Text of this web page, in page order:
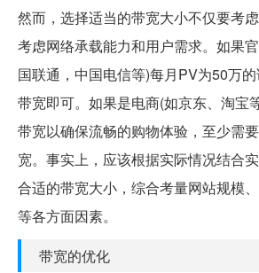
然而，选择适当的带宽大小不仅要考
考虑网络承载能力和用户需求。如果
国联通，中国电信等)每月PV为50万
带宽即可。如果是电商(如京东、淘宝
带宽以确保流畅的购物体验，至少需
宽。事实上，应该根据实际情况结合
合适的带宽大小，综合考量网站规模
等各方面因素。
带宽的优化